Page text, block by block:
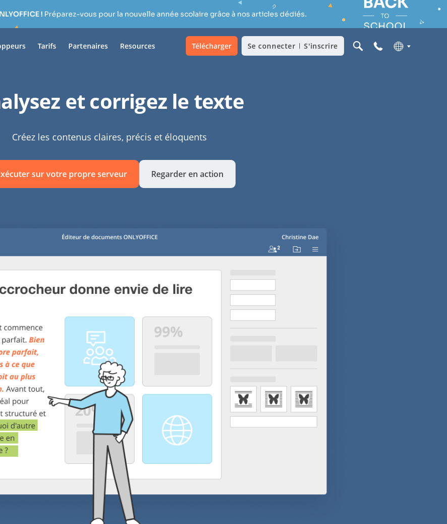
!Préparez-vous pour la nouvelle année scolaire grâce à nos articles dédiés.
Tarifs Partenaires Resources Télécharger Se connecter S'inscrire
et corrigez le texte
Créez les contenus claires, précis et éloquents
sur votre propre serveur Regarder en action